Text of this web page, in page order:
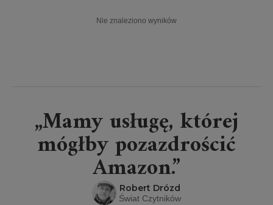
Nie znaleziono wyników
„Mamy usługę, której
mógłby pozazdrościć
Amazon.”
Robert Drózd
Świat Czytników